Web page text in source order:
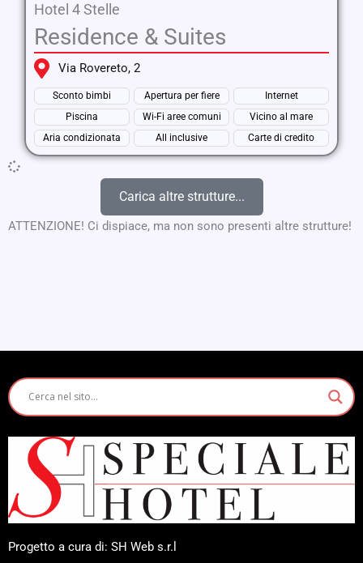
Hotel 4 Stelle
Residence & Suites
Via Rovereto, 2
Sconto bimbi Apertura per fiere
Internet
Piscina
Wi-Fi aree comuni
Vicino al mare
Aria condizionata
All inclusive Carte di credito
Carica altre strutture...
ATTENZIONE! Ci dispiace, ma non sono presenti altre strutture!
Progetto a cura di: SH Web s.r.l